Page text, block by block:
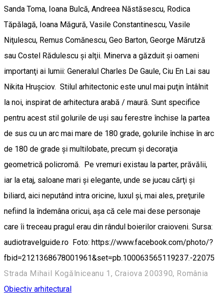
Sanda Toma, Ioana Bulcă, Andreea Năstăsescu, Rodica
Tăpălagă, Ioana Măgură, Vasile Constantinescu, Vasile
Niţulescu, Remus Comănescu, Geo Barton, George Mărutză
sau Costel Rădulescu şi alţii. Minerva a găzduit şi oameni
importanţi ai lumii: Generalul Charles De Gaule, Ciu En Lai sau
Nikita Hruşciov. Stilul arhitectonic este unul mai puţin întâlnit
la noi, inspirat de arhitectura arabă / maură. Sunt specifice
pentru acest stil golurile de uşi sau ferestre închise la partea
de sus cu un arc mai mare de 180 grade, golurile închise în arc
de 180 de grade şi multilobate, precum şi decoraţia
geometrică policromă. Pe vremuri existau la parter, prăvălii,
iar la etaj, saloane mari şi elegante, unde se jucau cărţi şi
biliard, aici neputând intra oricine, luxul şi, mai ales, preţurile
nefiind la îndemâna oricui, aşa că cele mai dese personaje
care îi treceau pragul erau din rândul boierilor craioveni. Sursa:
audiotravelguide.ro Foto: https://www.facebook.com/photo/?
fbid=2121368678001961&set=pb.100063565119237.-
Strada Mihail Kogălniceanu 1, Craiova 200390, România
Obiectiv arhitectural